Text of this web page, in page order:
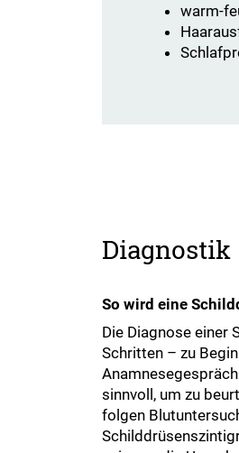
warm-
Diagnostik
So wird eine
Die Diagnose einer
Schritten – zu
sinnvoll, um zu
folgen